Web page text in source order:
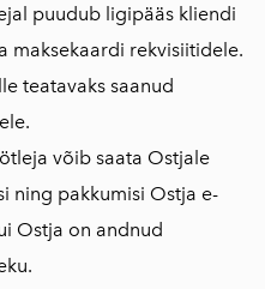
puudub ligipääs kliendi
maksekaardi rekvisiitidele.
teatavaks saanud
võib saata Ostjale
ning pakkumisi Ostja e-
Ostja on andnud